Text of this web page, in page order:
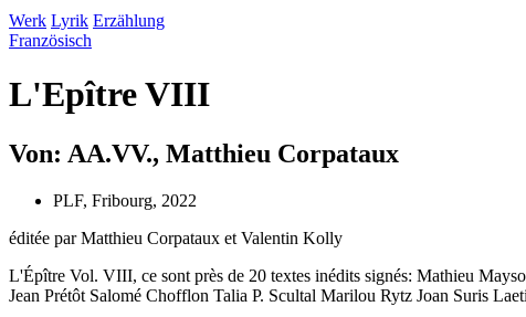
Werk Lyrik Erzählung
Französisch
L'Epître VIII
Von: AA.VV., Matthieu Corpataux
PLF, Fribourg, 2022
éditée par Matthieu Corpataux et Valentin Kolly
L'Épître Vol. VIII, ce sont près de 20 textes inédits signés: Mathieu
Jean Prétôt Salomé Chofflon Talia P. Scultal Marilou Rytz Joan Suris